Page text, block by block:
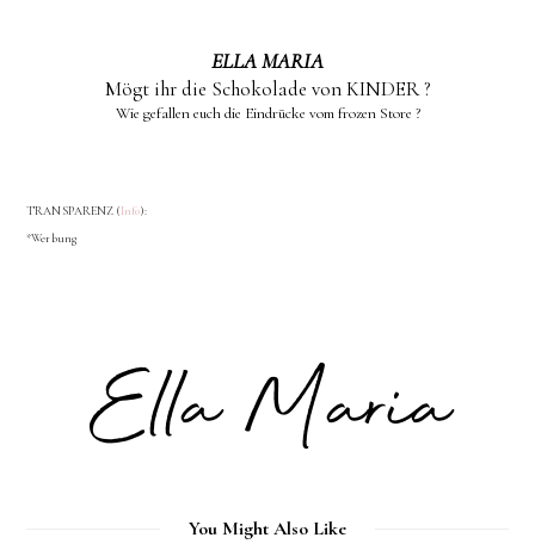
ELLA MARIA
Mögt ihr die Schokolade von KINDER ?
Wie gefallen euch die Eindrücke vom frozen Store ?
TRANSPARENZ ( Info):
*Werbung
You Might Also Like